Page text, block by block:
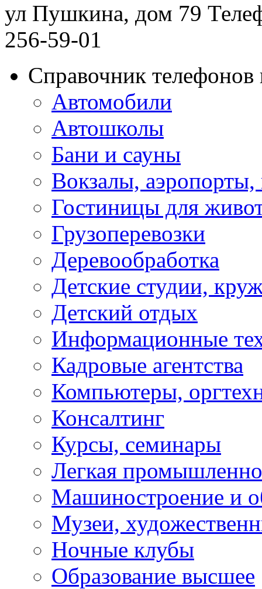
ул Пушкина, дом 79
256-59-01
Справочник
Автомобили
Автошколы
Бани и сауны
Вокзалы,
Гостиницы для
Грузоперевозки
Деревообработка
Детские студии,
Детский отдых
Информационные
Кадровые агентства
Компьютеры,
Консалтинг
Курсы, семинары
Легкая
Машиностроение и
Музеи,
Ночные клубы
Образование высшее